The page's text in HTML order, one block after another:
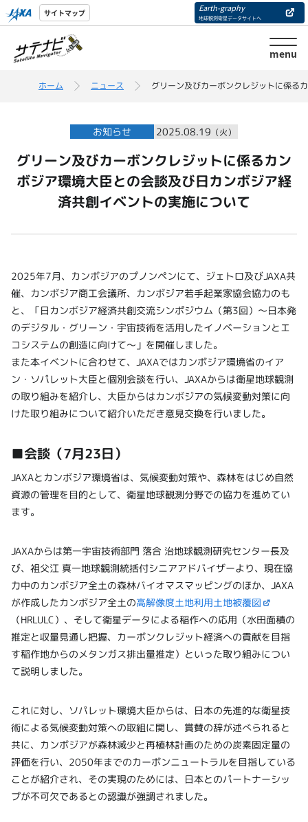
サイトマップ Earth-graphy
地球観測衛星データサイトへ
menu
ホーム ニュース グリーン及びカーボンクレジットに係る
お知らせ 2025.08.19 （火）
グリーン及びカーボンクレジットに係るカン
ボジア環境大臣との会談及び日カンボジア経
済共創イベントの実施について
2025年7月、カンボジアのプノンペンにて、ジェトロ及びJAXA共
催、カンボジア商工会議所、カンボジア若手起業家協会協力のも
と、「日カンボジア経済共創交流シンポジウム（第3回）～日本発
のデジタル・グリーン・宇宙技術を活用したイノベーションとエ
コシステムの創造に向けて～」を開催しました。
また本イベントに合わせて、JAXAではカンボジア環境省のイア
ン・ソパレット大臣と個別会談を行い、JAXAからは衛星地球観測
の取り組みを紹介し、大臣からはカンボジアの気候変動対策に向
けた取り組みについて紹介いただき意見交換を行いました。
■会談（7月23日）
JAXAとカンボジア環境省は、気候変動対策や、森林をはじめ自然
資源の管理を目的として、衛星地球観測分野での協力を進めてい
ます。
JAXAからは第一宇宙技術部門 落合 治地球観測研究センター長及
び、祖父江 真一地球観測統括付シニアアドバイザーより、現在協
力中のカンボジア全土の森林バイオマスマッピングのほか、JAXA
が作成したカンボジア全土の高解像度土地利用土地被覆図
（HRLULC）、そして衛星データによる稲作への応用（水田面積の
推定と収量見通し把握、カーボンクレジット経済への貢献を目指
す稲作地からのメタンガス排出量推定）といった取り組みについ
て説明しました。
これに対し、ソパレット環境大臣からは、日本の先進的な衛星技
術による気候変動対策への取組に関し、賞賛の辞が述べられると
共に、カンボジアが森林減少と再植林計画のための炭素固定量の
評価を行い、2050年までのカーボンニュートラルを目指している
ことが紹介され、その実現のためには、日本とのパートナーシッ
プが不可欠であるとの認識が強調されました。